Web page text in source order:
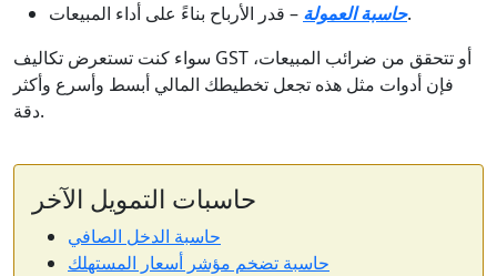
حاسبة العمولة– قدر الأرباح بناءً على أداء المبيعات.
سواء كنت تستعرض تكاليف GST أو تتحقق من ضرائب المبيعات،
فإن أدوات مثل هذه تجعل تخطيطك المالي أبسط وأسرع وأكثر
دقة.
حاسبات التمويل الآخر
حاسبة الدخل الصافي
حاسبة تضخم مؤشر أسعار المستهلك